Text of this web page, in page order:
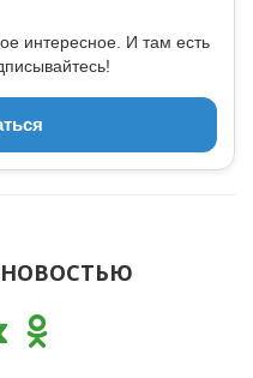
интересное. И там есть